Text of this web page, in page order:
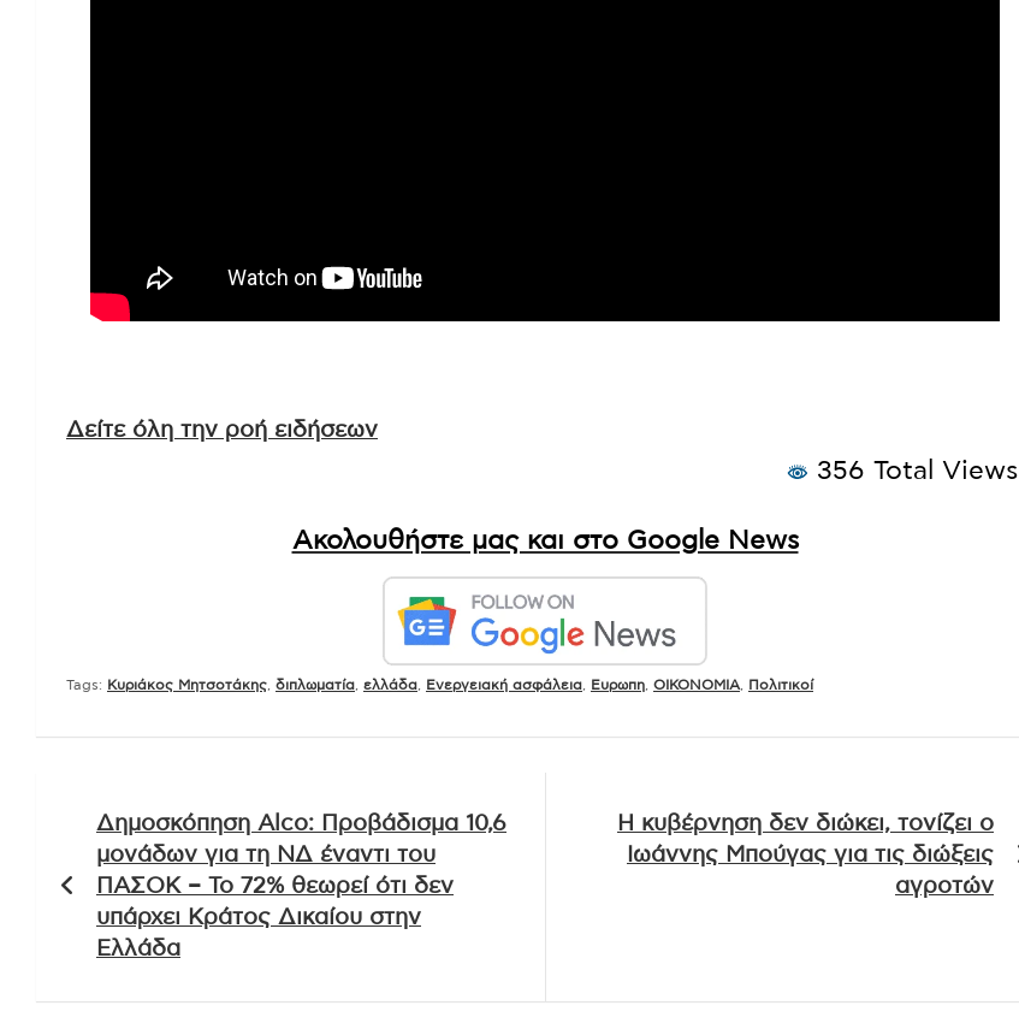
Δείτε όλη την ροή ειδήσεων
356 Total Views
Ακολουθήστε μας και στο Google News
Tags: Kυριάκος Μητσοτάκης διπλωματία ελλάδα Ενεργειακή ασφάλεια Ευρωπη ΟΙΚΟΝΟΜΙΑ Πολιτικοί
άρθρων
Δημοσκόπηση Alco: Προβάδισμα 10,6
μονάδων για τη ΝΔ έναντι του
ΠΑΣΟΚ – Το 72% θεωρεί ότι δεν
υπάρχει Κράτος Δικαίου στην
Ελλάδα
Η κυβέρνηση δεν διώκει, τονίζει ο
Ιωάννης Μπούγας για τις διώξεις
αγροτών